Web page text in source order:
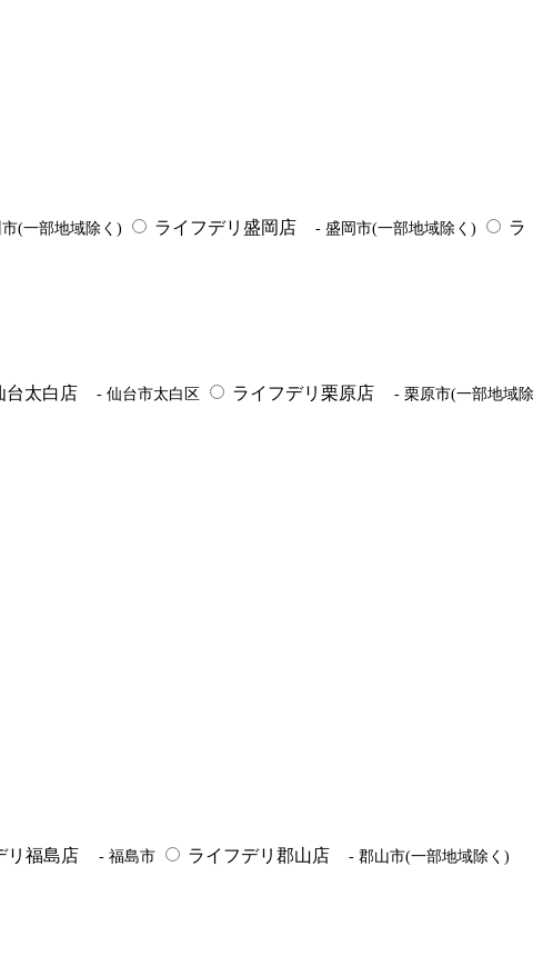
(一部地域除く) ライフデリ盛岡店 - 盛岡市(一部地域除く)
ラ
台太白店 - 仙台市太白区 ライフデリ栗原店
- 栗原市(一部地域除
リ福島店 - 福島市 ライフデリ郡山店 - 郡山市(一部地域除く)